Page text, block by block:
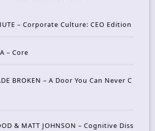
– Corporate Culture: CEO Edition
– Core
BROKEN – A Door You Can Never C
& MATT JOHNSON – Cognitive Diss